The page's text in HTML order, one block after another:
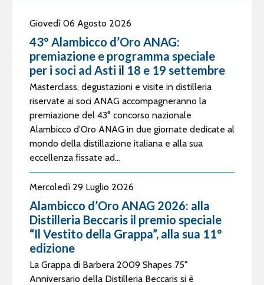
Giovedì 06 Agosto 2026
43° Alambicco d’Oro ANAG:
premiazione e programma speciale
per i soci ad Asti il 18 e 19 settembre
Masterclass, degustazioni e visite in distilleria
riservate ai soci ANAG accompagneranno la
premiazione del 43° concorso nazionale
Alambicco d’Oro ANAG in due giornate dedicate al
mondo della distillazione italiana e alla sua
eccellenza fissate ad...
Mercoledì 29 Luglio 2026
Alambicco d’Oro ANAG 2026: alla
Distilleria Beccaris il premio speciale
“Il Vestito della Grappa”, alla sua 11°
edizione
La Grappa di Barbera 2009 Shapes 75°
Anniversario della Distilleria Beccaris si è